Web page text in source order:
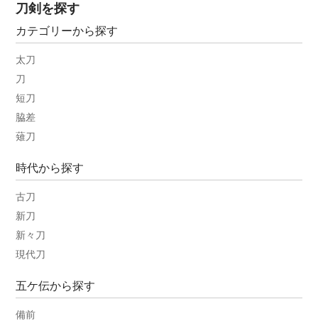
刀剣を探す
カテゴリーから探す
太刀
刀
短刀
脇差
薙刀
時代から探す
古刀
新刀
新々刀
現代刀
五ケ伝から探す
備前